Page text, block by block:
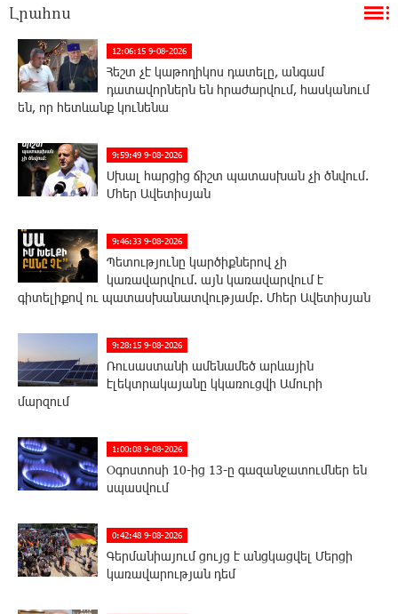
Լրահոս
12:06:15 9-08-2026
Հեշտ չէ կաթողիկոս դատելը, անգամ
դատավորներն են հրաժարվում, հասկանում
են, որ հետևանք կունենա
9:59:49 9-08-2026
Սխալ հարցից ճիշտ պատասխան չի ծնվում.
Մհեր Ավետիսյան
9:46:33 9-08-2026
Պետությունը կարծիքներով չի
կառավարվում. այն կառավարվում է
գիտելիքով ու պատասխանատվությամբ. Մհեր Ավետիսյան
9:28:15 9-08-2026
Ռուսաստանի ամենամեծ արևային
էլեկտրակայանը կկառուցվի Ամուրի
մարզում
1:00:08 9-08-2026
Օգոստոսի 10-ից 13-ը գազանջատումներ են
սպասվում
0:42:48 9-08-2026
Գերմանիայում ցույց է անցկացվել Մերցի
կառավարության դեմ